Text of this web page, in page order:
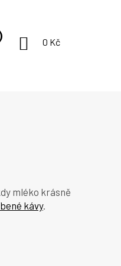
NÁKUPNÍ
0 Kč
mléko krásně
kávy.